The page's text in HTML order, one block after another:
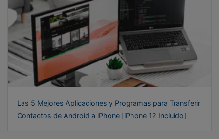
Las 5 Mejores Aplicaciones y Programas para Transferir
Contactos de Android a iPhone [iPhone 12 Incluido]